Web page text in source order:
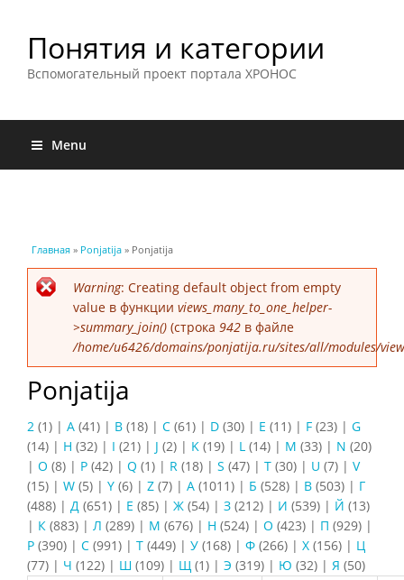
Понятия и категории
Вспомогательный проект портала ХРОНОС
Menu
Вы здесь
Главная » Ponjatija » Ponjatija
Сообщение об ошибке
Warning: Creating default object from empty
value в функции views_many_to_one_helper-
>summary_join() (строка 942 в файле
/home/u6426/domains/ponjatija.ru/sites/all/modules/
Ponjatija
2 (1) | A (41) | B (18) | C (61) | D (30) | E (11) | F (23) | G
(14) | H (32) | I (21) | J (2) | K (19) | L (14) | M (33) | N (20)
| O (8) | P (42) | Q (1) | R (18) | S (47) | T (30) | U (7) | V
(15) | W (5) | Y (6) | Z (7) | А (1011) | Б (528) | В (503) | Г
(488) | Д (651) | Е (85) | Ж (54) | З (212) | И (539) | Й (13)
| К (883) | Л (289) | М (676) | Н (524) | О (423) | П (929) |
Р (390) | С (991) | Т (449) | У (168) | Ф (266) | Х (156) | Ц
(77) | Ч (122) | Ш (109) | Щ (1) | Э (319) | Ю (32) | Я (50)